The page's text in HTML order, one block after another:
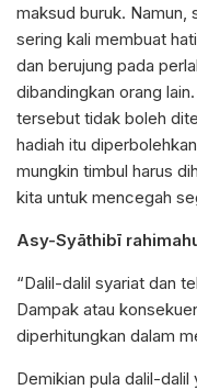
maksud buruk. Namun,
sering kali membuat
dan berujung pada
dibandingkan orang
tersebut tidak boleh
hadiah itu
mungkin timbul harus
kita untuk mencegah
Asy-Syāthibī
“Dalil-dalil syariat dan
Dampak atau
diperhitungkan dalam
Demikian pula dalil-